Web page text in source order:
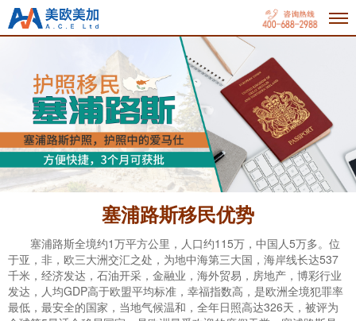
塞浦路斯移民优势
塞浦路斯全境约1万平方公里，人口约115万，中国人5万多。位
于亚，非，欧三大洲交汇之处，为地中海第三大国，海岸线长达537
千米，经济发达，石油开采，金融业，海外贸易，房地产，博彩行业
发达，人均GDP高于欧盟平均标准，幸福指数高，是欧洲全境犯罪率
最低，最安全的国家，当地气候温和，全年日照高达326天，被评为